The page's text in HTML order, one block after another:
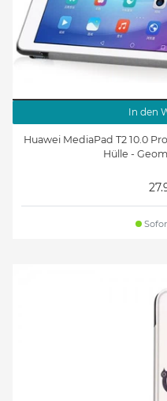
In den
Huawei MediaPad T2 10.0
Hülle -